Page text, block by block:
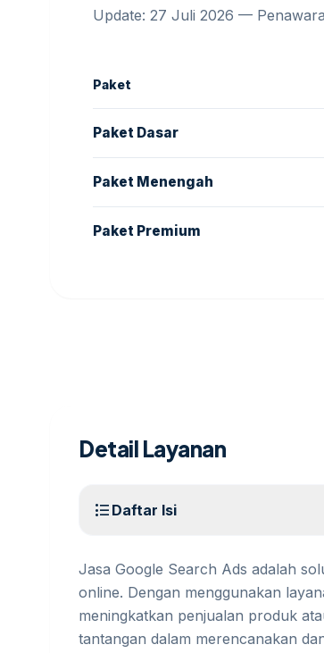
Update: 27 Juli 2026 —
Paket
Paket Dasar
Paket Menengah
Paket Premium
Detail Layanan
format_list_bulleted Daftar Isi
Jasa Google Search Ads adalah
online. Dengan menggunakan
meningkatkan penjualan produk
tantangan dalam merencanakan